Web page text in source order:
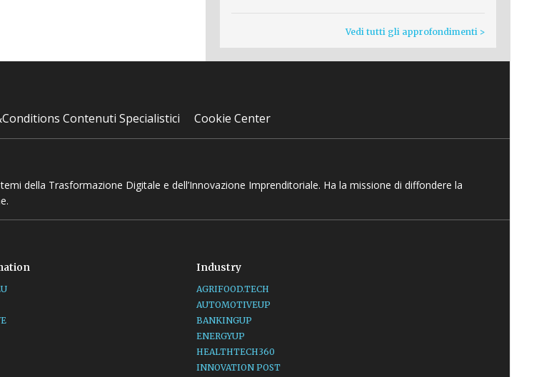
Vedi tutti gli approfondimenti >
Contenuti Specialistici Cookie Center
della Trasformazione Digitale e dell’Innovazione Imprenditoriale. Ha la missione di diffondere la
Industry
AGRIFOOD.TECH
AUTOMOTIVEUP
BANKINGUP
ENERGYUP
HEALTHTECH360
INNOVATION POST